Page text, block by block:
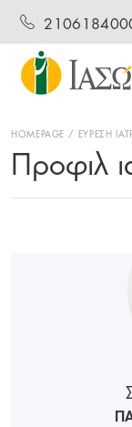
HOMEPAGE ΕΥΡΕΣΗ
Προφιλ